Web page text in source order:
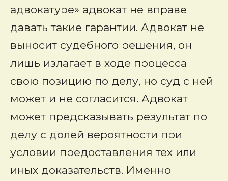
адвокатуре» адвокат не вправе
давать такие гарантии. Адвокат не
выносит судебного решения, он
лишь излагает в ходе процесса
свою позицию по делу, но суд с ней
может и не согласится. Адвокат
может предсказывать результат по
делу с долей вероятности при
условии предоставления тех или
иных доказательств. Именно